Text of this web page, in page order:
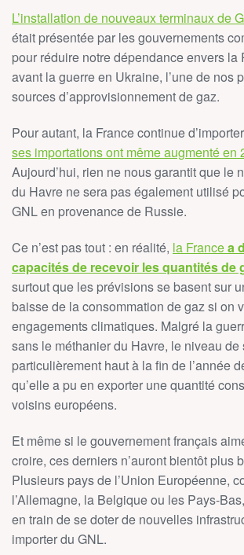
L’installation de nouveaux terminaux de
était présentée par les gouvernements
pour réduire notre dépendance envers la
avant la guerre en Ukraine, l’une de nos
sources d’approvisionnement de gaz.
Pour autant, la France continue
ses importations ont même augmenté en
Aujourd’hui, rien ne nous garantit que le
du Havre ne sera pas également utilisé
GNL en provenance de Russie.
Ce n’est pas tout : en réalité, la Francea
capacités de recevoir les quantités de
surtout que les prévisions se basent sur
baisse de la consommation de gaz si on
engagements climatiques. Malgré la
sans le méthanier du Havre, le niveau de
particulièrement haut à la fin de l’année
qu’elle a pu en exporter une quantité
voisins européens.
Et même si le gouvernement français
croire, ces derniers n’auront bientôt plus
Plusieurs pays de l’Union Européenne,
l’Allemagne, la Belgique ou les Pays-
en train de se doter de nouvelles
importer du GNL.